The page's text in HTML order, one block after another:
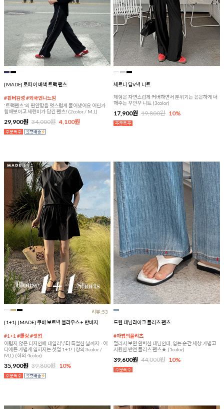
[MADE] 로파이 배색 트랙 팬츠
#핀터감성 #외국언니느낌
'트랙팬츠'의 편안함을 멋스럽게 풀어냈어요 어딘가
힙해보이고 세련미가 담긴 팬츠! (2color / M,L)
29,900원 34,000원 4,100원
체르니 딥V넥 니트
체형은 자연스럽게 커버하면서 분위기는 은은하게 더
해주는 꾸안꾸 니트 (3color)
17,900원 19,800원 10%
리뷰:53
[1+1] [MADE] 쿠바 보트넥 블라우스 + 반바지
#1+1 #쿨링 #셋업
어렵지 않은 디자인에 데일리부터 특별한 날까지~ 어
디에든 가볍게 입혀지는 셋업 1+1! (상의 3color /
M,L) (하의 4color)
35,900원 39,800원 10%
드웬 데님라이크 플리츠 팬츠
#마법의플리츠
멀리서 보면 완벽한 데님인데, 입는 순간 세상 가볍고
시원한 반전 플리츠 팬츠★ (1color)
39,600원 44,000원 10%